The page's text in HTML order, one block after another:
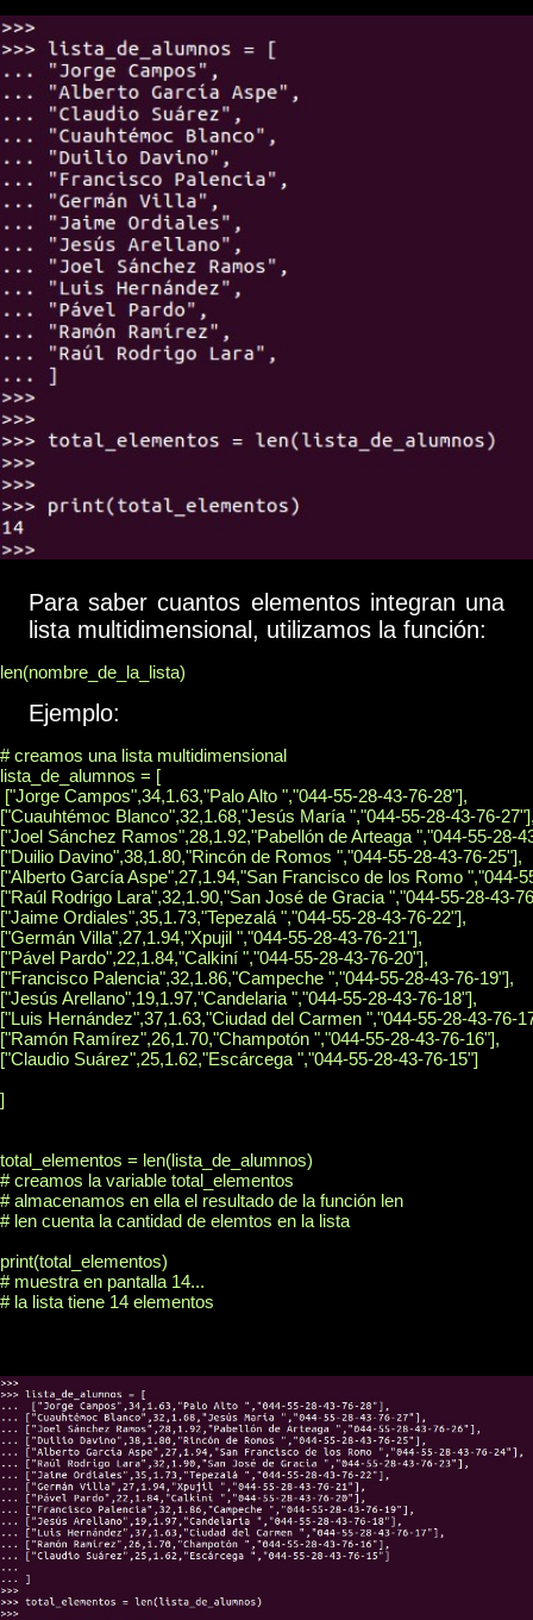
Para saber cuantos elementos integran una
lista multidimensional, utilizamos la función:
len(nombre_de_la_lista)
Ejemplo:
# creamos una lista multidimensional
lista_de_alumnos = [
["Jorge Campos",34,1.63,"Palo Alto ","044-55-28-43-76-28"],
["Cuauhtémoc Blanco",32,1.68,"Jesús María ","044-55-28-43-76-
["Joel Sánchez Ramos",28,1.92,"Pabellón de Arteaga ","044-55-28-
["Duilio Davino",38,1.80,"Rincón de Romos ","044-55-28-43-76-25"],
["Alberto García Aspe",27,1.94,"San Francisco de los Romo ","044-
["Raúl Rodrigo Lara",32,1.90,"San José de Gracia ","044-55-28-43-
["Jaime Ordiales",35,1.73,"Tepezalá ","044-55-28-43-76-22"],
["Germán Villa",27,1.94,"Xpujil ","044-55-28-43-76-21"],
["Pável Pardo",22,1.84,"Calkiní ","044-55-28-43-76-20"],
["Francisco Palencia",32,1.86,"Campeche ","044-55-28-43-76-19"],
["Jesús Arellano",19,1.97,"Candelaria ","044-55-28-43-76-18"],
["Luis Hernández",37,1.63,"Ciudad del Carmen ","044-55-28-43-76-
["Ramón Ramírez",26,1.70,"Champotón ","044-55-28-43-76-16"],
["Claudio Suárez",25,1.62,"Escárcega ","044-55-28-43-76-15"]
]
total_elementos = len(lista_de_alumnos)
# creamos la variable total_elementos
# almacenamos en ella el resultado de la función len
# len cuenta la cantidad de elemtos en la lista
print(total_elementos)
# muestra en pantalla 14...
# la lista tiene 14 elementos